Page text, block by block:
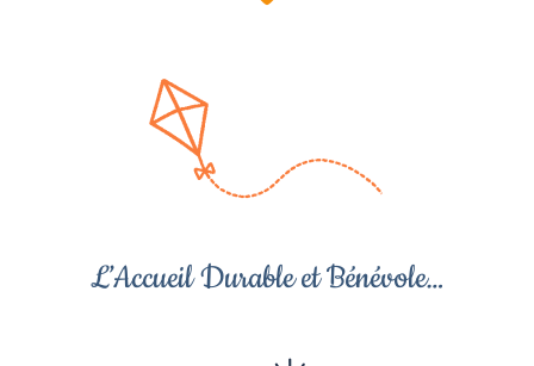
L’Accueil Durable et Bénévole…